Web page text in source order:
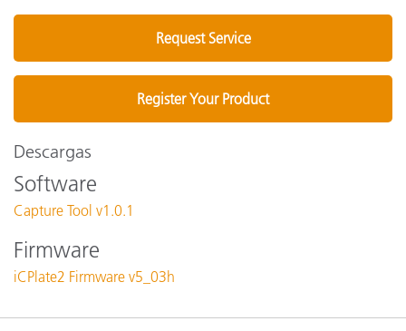
Request Service
Register Your Product
Descargas
Software
Capture Tool v1.0.1
Firmware
iCPlate2 Firmware v5_03h